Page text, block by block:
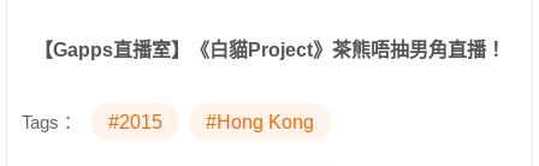
【Gapps直播室】《白貓Project》茶熊唔抽男角直播！
Tags： #2015 #Hong Kong